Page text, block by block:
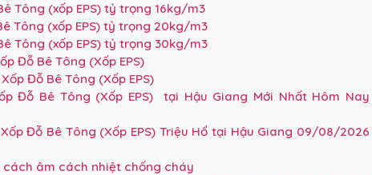
Tông (xốp EPS) tỷ trọng 16kg/m3
Tông (xốp EPS) tỷ trọng 20kg/m3
Tông (xốp EPS) tỷ trọng 30kg/m3
Đỗ Bê Tông (Xốp EPS)
Đỗ Bê Tông (Xốp EPS)
Đỗ Bê Tông (Xốp EPS) tại Hậu Giang Mới Nhất Hôm Nay
Đỗ Bê Tông (Xốp EPS) Triệu Hổ tại Hậu Giang 09/08/2026
âm cách nhiệt chống cháy